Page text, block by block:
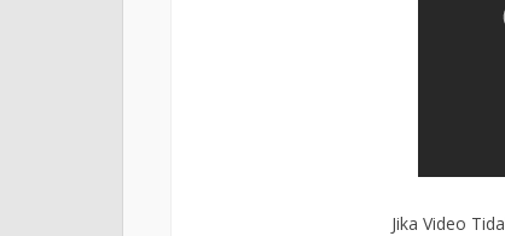
Jika Video